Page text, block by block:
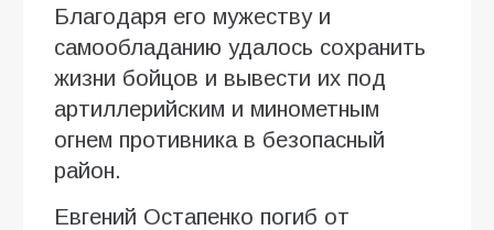
Благодаря его мужеству и
самообладанию удалось сохранить
жизни бойцов и вывести их под
артиллерийским и минометным
огнем противника в безопасный
район.
Евгений Остапенко погиб от